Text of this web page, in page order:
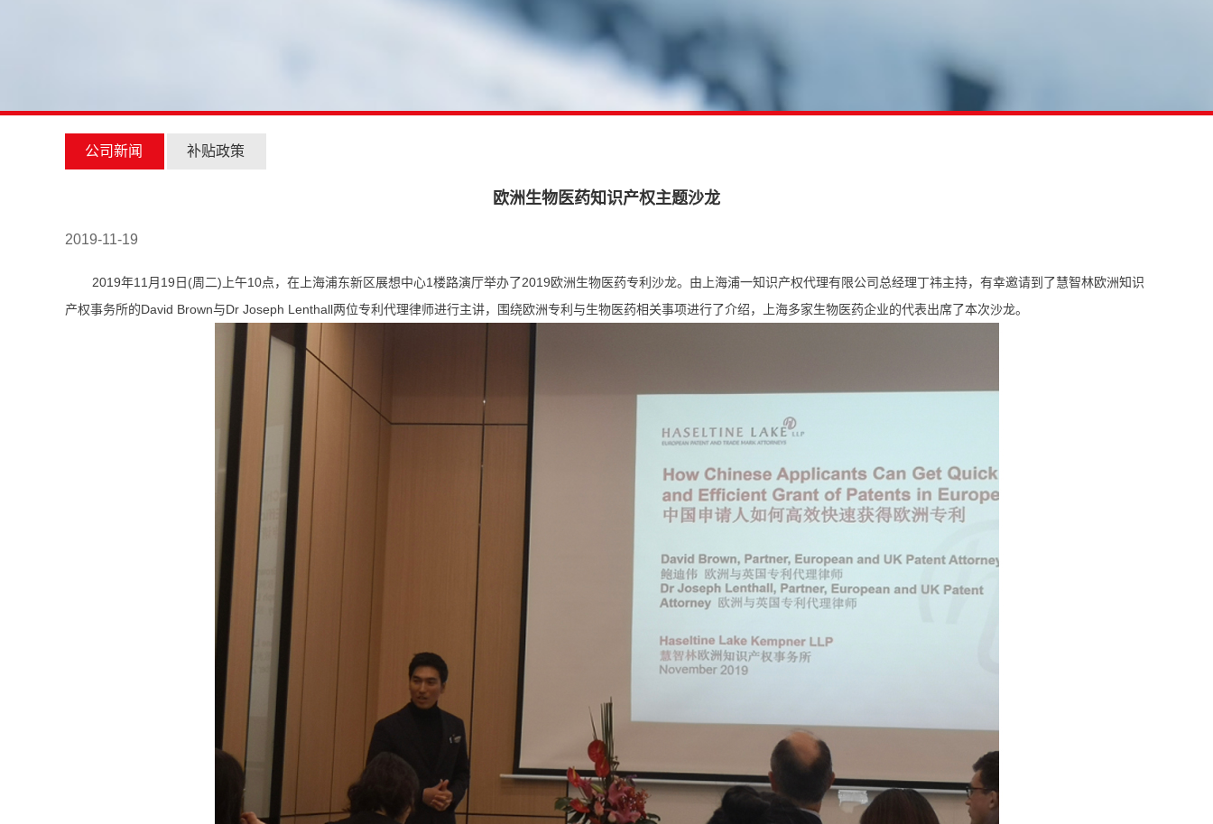
公司新闻 补贴政策
欧洲生物医药知识产权主题沙龙
2019-11-19
2019年11月19日(周二)上午10点，在上海浦东新区展想中心1楼路演厅举办了2019欧洲生物医药专利沙龙。由上海浦一知识产权代理有限公司总经理丁祎主持，有幸邀请到了慧智林欧洲知识
产权事务所的David Brown与Dr Joseph Lenthall两位专利代理律师进行主讲，围绕欧洲专利与生物医药相关事项进行了介绍，上海多家生物医药企业的代表出席了本次沙龙。